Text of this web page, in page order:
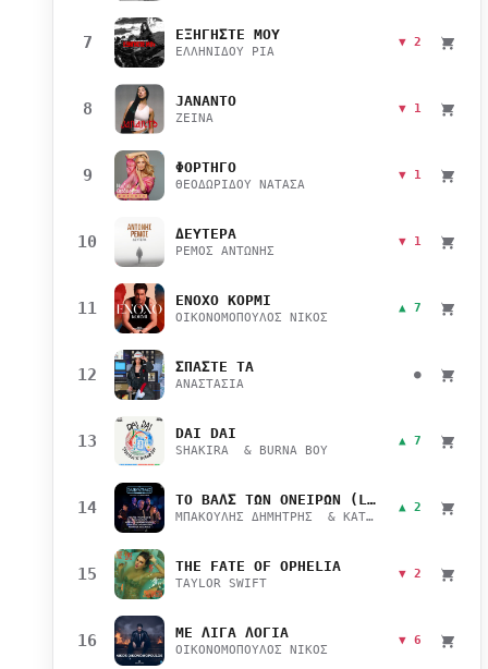
7 ΕΞΗΓΗΣΤΕ ΜΟΥ
ΕΛΛΗΝΙΔΟΥ ΡΙΑ
▼ 2
8 JANANTO
ZEINA
▼ 1
9 ΦΟΡΤΗΓΟ
ΘΕΟΔΩΡΙΔΟΥ ΝΑΤΑΣΑ
▼ 1
10 ΔΕΥΤΕΡΑ
ΡΕΜΟΣ ΑΝΤΩΝΗΣ
▼ 1
11 ΕΝΟΧΟ ΚΟΡΜΙ
ΟΙΚΟΝΟΜΟΠΟΥΛΟΣ ΝΙΚΟΣ
▲ 7
12 ΣΠΑΣΤΕ ΤΑ
ΑΝΑΣΤΑΣΙΑ
●
13 DAI DAI
SHAKIRA & BURNA BOY
▲ 7
14 ΤΟ ΒΑΛΣ ΤΩΝ ΟΝΕΙΡΩΝ (LIVE)
ΜΠΑΚΟΥΛΗΣ ΔΗΜΗΤΡΗΣ & ΚΑΤΣΙΜΙΧΑ ΜΑΡΙΑΝΑ
▲ 2
15 THE FATE OF OPHELIA
TAYLOR SWIFT
▼ 2
16 ΜΕ ΛΙΓΑ ΛΟΓΙΑ
ΟΙΚΟΝΟΜΟΠΟΥΛΟΣ ΝΙΚΟΣ
▼ 6